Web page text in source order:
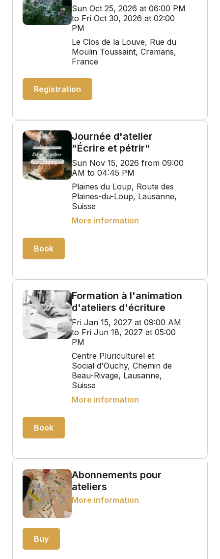
Sun Oct 25, 2026 at 06:00 PM
to Fri Oct 30, 2026 at 02:00
PM
Le Clos de la Louve, Rue du
Moulin Toussaint, Cramans,
France
Registration
Journée d'atelier
"Écrire et pétrir"
Sun Nov 15, 2026 from 09:00
AM to 04:45 PM
Plaines du Loup, Route des
Plaines-du-Loup, Lausanne,
Suisse
More information
Book
Formation à l'animation
d'ateliers d'écriture
Fri Jan 15, 2027 at 09:00 AM
to Fri Jun 18, 2027 at 05:00
PM
Centre Pluriculturel et
Social d'Ouchy, Chemin de
Beau-Rivage, Lausanne,
Suisse
More information
Book
Abonnements pour
ateliers
More information
Buy